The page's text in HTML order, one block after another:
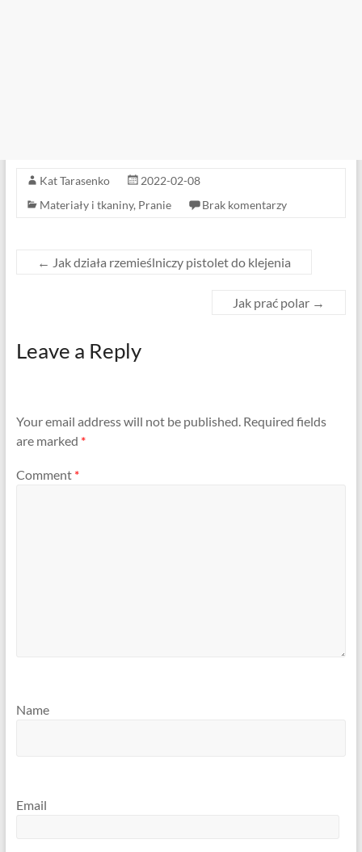
Kat Tarasenko
2022-02-08
Materiały i tkaniny, Pranie Brak komentarzy
← Jak działa rzemieślniczy pistolet do klejenia
Jak prać polar →
Leave a Reply
Your email address will not be published. Required fields
are marked *
Comment *
Name
Email